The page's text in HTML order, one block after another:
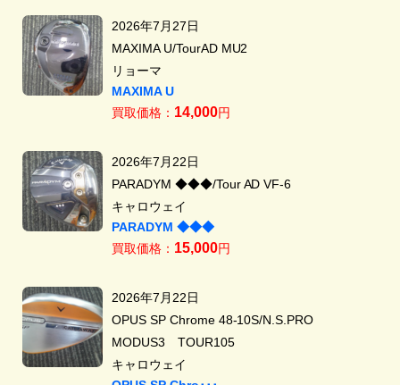
2026年7月27日
MAXIMA U/TourAD MU2
リョーマ
MAXIMA U
買取価格： 14,000円
2026年7月22日
PARADYM ◆◆◆/Tour AD VF-6
キャロウェイ
PARADYM ◆◆◆
買取価格： 15,000円
2026年7月22日
OPUS SP Chrome 48-10S/N.S.PRO
MODUS3 TOUR105
キャロウェイ